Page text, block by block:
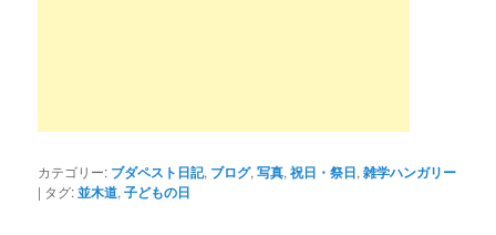
カテゴリー: ブダペスト日記, ブログ,写真,祝日・祭日,雑学ハンガリー
| タグ:並木道,子どもの日